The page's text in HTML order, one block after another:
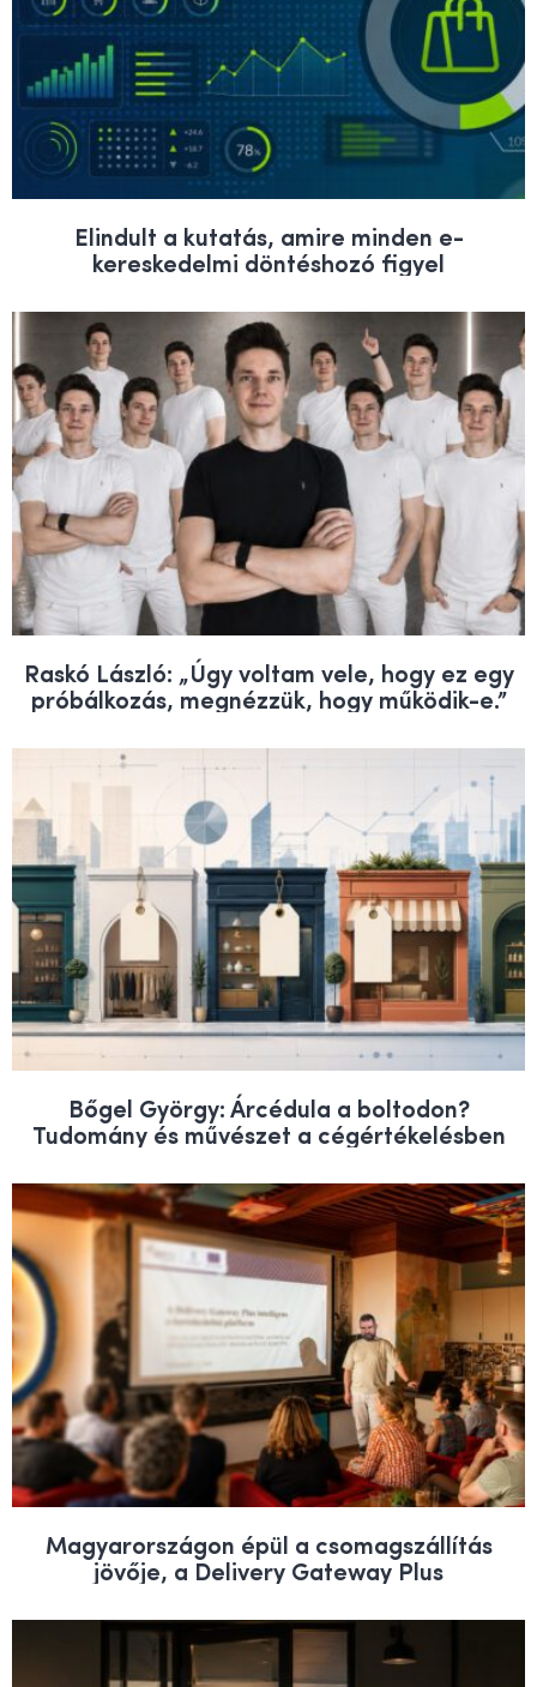
Elindult a kutatás, amire minden e-
kereskedelmi döntéshozó figyel
Raskó László: „Úgy voltam vele, hogy ez egy
próbálkozás, megnézzük, hogy működik-e.”
Bőgel György: Árcédula a boltodon?
Tudomány és művészet a cégértékelésben
Magyarországon épül a csomagszállítás
jövője, a Delivery Gateway Plus